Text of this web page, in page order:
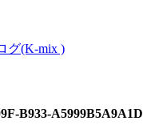
グ(K-mix )
B933-A5999B5A9A1D